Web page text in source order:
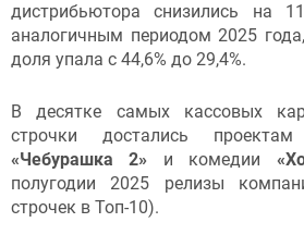
дистрибьютора снизились на
аналогичным периодом 2025
доля упала с 44,6% до 29,4%.
В десятке самых кассовых
строчки достались
«Чебурашка 2» и комедии
полугодии 2025 релизы
строчек в Топ-10).